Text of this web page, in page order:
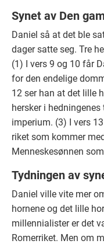
Synet av Den
Daniel så at det ble
dager satte seg. Tre
(1) I vers 9 og 10 får
for den endelige
12 ser han at det lille
hersker i
imperium. (3) I vers
riket som kommer
Menneskesønnen
Tydningen av
Daniel ville vite mer
hornene og det lille
millennialister er det
Romerriket. Men om